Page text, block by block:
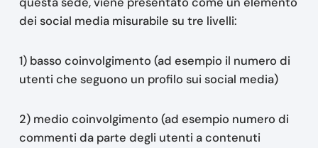
dei social media misurabile su tre livelli:
1) basso coinvolgimento (ad esempio il numero di
utenti che seguono un profilo sui social media)
2) medio coinvolgimento (ad esempio numero di
commenti da parte degli utenti a contenuti